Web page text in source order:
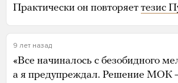
Практически он повторяет тезис
9 лет назад
«Все начиналось с безобидного
а я предупреждал. Решение МОК